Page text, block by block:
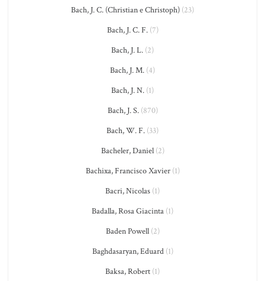
Bach, J. C. (Christian e Christoph) (23)
Bach, J. C. F.(7)
Bach, J. L. (2)
Bach, J. M. (4)
Bach, J. N. (1)
Bach, J. S.(870)
Bach, W. F. (33)
Bacheler, Daniel(2)
Bachixa, Francisco Xavier(1)
Bacri, Nicolas (1)
Badalla, Rosa Giacinta (1)
Baden Powell(2)
Baghdasaryan, Eduard(1)
Baksa, Robert (1)